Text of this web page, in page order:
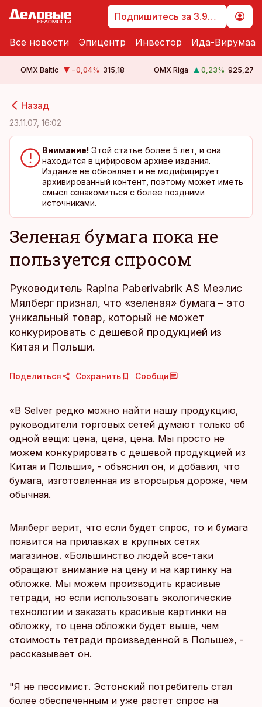
Подпишитесь за 3.99 €
Все новости Эпицентр Инвестор Ида-Вирумаа
OMX Baltic −0,04% 315,18 OMX Riga 0,23% 925,27
Назад
23.11.07, 16:02
Внимание! Этой статье более 5 лет, и она
находится в цифировом архиве издания.
Издание не обновляет и не модифицирует
архивированный контент, поэтому может иметь
смысл ознакомиться с более поздними
источниками.
Зеленая бумага пока не
пользуется спросом
Руководитель Rapina Paberivabrik AS Меэлис
Мялберг признал, что «зеленая» бумага – это
уникальный товар, который не может
конкурировать с дешевой продукцией из
Китая и Польши.
Поделиться Сохранить Сообщи
«В Selver редко можно найти нашу продукцию,
руководители торговых сетей думают только об
одной вещи: цена, цена, цена. Мы просто не
можем конкурировать с дешевой продукцией из
Китая и Польши», - объяснил он, и добавил, что
бумага, изготовленная из вторсырья дороже, чем
обычная.
Мялберг верит, что если будет спрос, то и бумага
появится на прилавках в крупных сетях
магазинов. «Большинство людей все-таки
обращают внимание на цену и на картинку на
обложке. Мы можем производить красивые
тетради, но если использовать экологические
технологии и заказать красивые картинки на
обложку, то цена обложки будет выше, чем
стоимость тетради произведенной в Польше», -
рассказывает он.
"Я не пессимист. Эстонский потребитель стал
более обеспеченным и уже растет спрос на